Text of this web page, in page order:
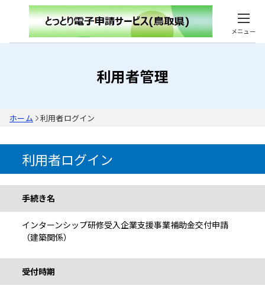
メニュー
利用者管理
ホーム 利用者ログイン
利用者ログイン
手続き名
インターンシップ研修受入企業支援事業補助金交付申請
（建築関係）
受付時期